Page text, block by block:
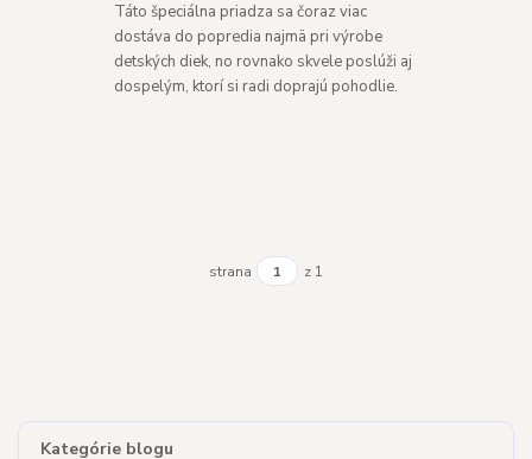
Kategórie blogu
Táto špeciálna priadza sa čoraz viac
dostáva do popredia najmä pri výrobe
detských diek, no rovnako skvele poslúži aj
dospelým, ktorí si radi doprajú pohodlie.
strana z 1